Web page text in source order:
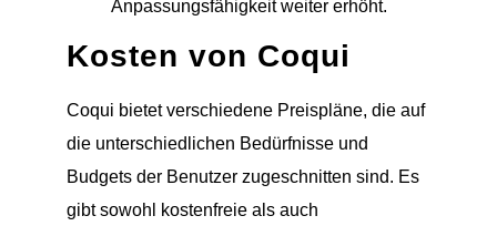
Anpassungsfähigkeit weiter erhöht.
Kosten von Coqui
Coqui bietet verschiedene Preispläne, die auf
die unterschiedlichen Bedürfnisse und
Budgets der Benutzer zugeschnitten sind. Es
gibt sowohl kostenfreie als auch